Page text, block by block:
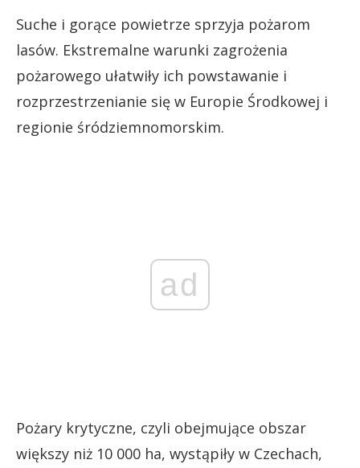
Suche i gorące powietrze sprzyja pożarom
lasów. Ekstremalne warunki zagrożenia
pożarowego ułatwiły ich powstawanie i
rozprzestrzenianie się w Europie Środkowej i
regionie śródziemnomorskim.
ad
Pożary krytyczne, czyli obejmujące obszar
większy niż 10 000 ha, wystąpiły w Czechach,